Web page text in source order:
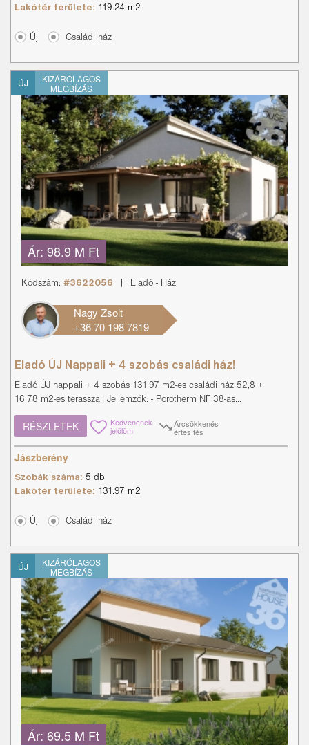
Lakótér területe: 119.24 m2
Új Családi ház
ÚJ
KIZÁRÓLAGOS
MEGBÍZÁS
Ár: 98.9 M Ft
Kódszám: #3622056 Eladó - Ház
Nagy Zsolt
+36 70 198 7819
Eladó ÚJ Nappali + 4 szobás családi ház!
Eladó ÚJ nappali + 4 szobás 131,97 m2-es családi ház 52,8 +
16,78 m2-es terasszal! Jellemzők: - Porotherm NF 38-as...
RÉSZLETEK Kedvencnek
jelölöm
Árcsökkenés
értesítés
Jászberény
Szobák száma: 5 db
Lakótér területe: 131.97 m2
Új Családi ház
ÚJ
KIZÁRÓLAGOS
MEGBÍZÁS
Ár: 69.5 M Ft